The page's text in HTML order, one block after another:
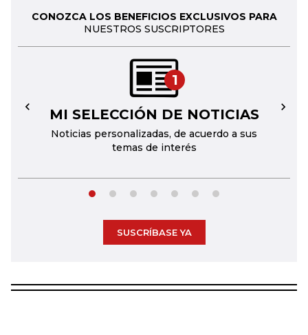
CONOZCA LOS BENEFICIOS EXCLUSIVOS PARA
NUESTROS SUSCRIPTORES
1
MI SELECCIÓN DE NOTICIAS
Noticias personalizadas, de acuerdo a sus
temas de interés
← →
SUSCRÍBASE YA